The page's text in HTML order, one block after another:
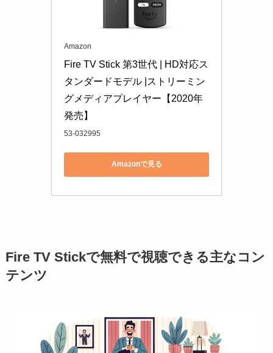
Amazon
Fire TV Stick 第3世代 | HD対応ス
タンダードモデル |ストリーミン
グメディアプレイヤー【2020年
発売】
53-032995
Amazonで見る
Fire TV Stickで無料で視聴できる主なコン
テンツ